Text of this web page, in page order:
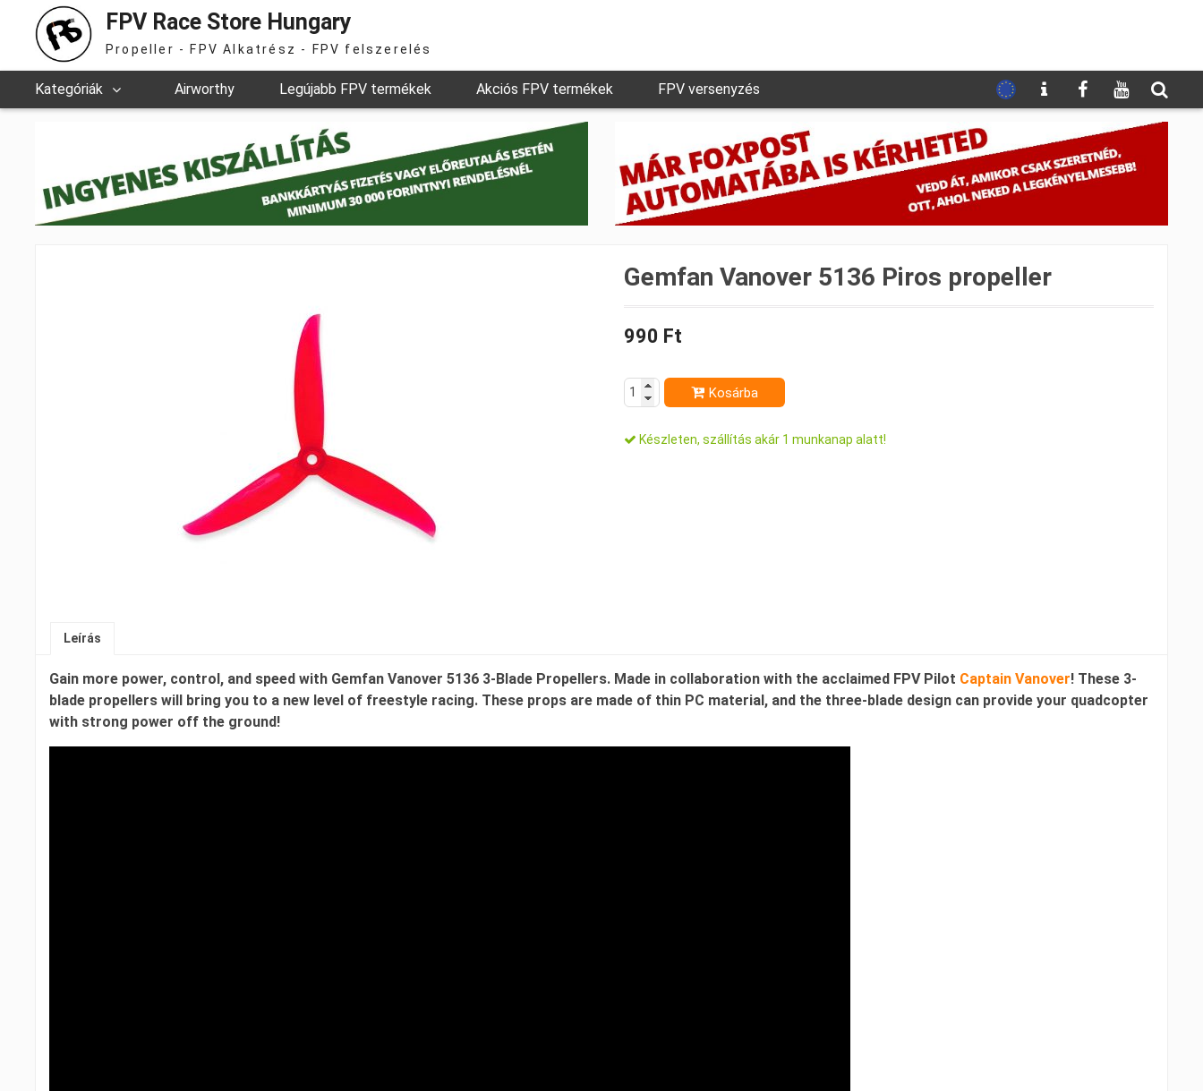
FPV Race Store Hungary
Propeller - FPV Alkatrész - FPV felszerelés
Kategóriák Airworthy Legújabb FPV termékek Akciós FPV termékek FPV versenyzés
Gemfan Vanover 5136 Piros propeller
990 Ft
Kosárba
Készleten, szállítás akár 1 munkanap alatt!
Leírás
Gain more power, control, and speed with Gemfan Vanover 5136 3-Blade Propellers. Made in collaboration with the acclaimed FPV Pilot Captain Vanover! These 3-
blade propellers will bring you to a new level of freestyle racing. These props are made of thin PC material, and the three-blade design can provide your quadcopter
with strong power off the ground!